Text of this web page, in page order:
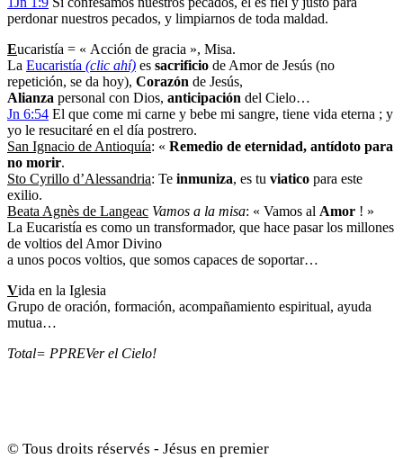
perdonar nuestros pecados, y limpiarnos de toda maldad.
Eucaristía = « Acción de gracia », Misa.
La Eucaristía (clic ahí) es sacrificio de Amor de Jesús (no
repetición, se da hoy), Corazón de Jesús,
Alianza personal con Dios, anticipación del Cielo…
Jn 6:54 El que come mi carne y bebe mi sangre, tiene vida eterna ; y
yo le resucitaré en el día postrero.
San Ignacio de Antioquía: « Remedio de eternidad, antídoto para
no morir.
Sto Cyrillo d’Alessandria: Te inmuniza, es tu viatico para este
exilio.
Beata Agnès de Langeac Vamos a la misa: « Vamos al Amor ! »
La Eucaristía es como un transformador, que hace pasar los millones
de voltios del Amor Divino
a unos pocos voltios, que somos capaces de soportar…
Vida en la Iglesia
Grupo de oración, formación, acompañamiento espiritual, ayuda
mutua…
Total= PPREVer el Cielo!
© Tous droits réservés - Jésus en premier